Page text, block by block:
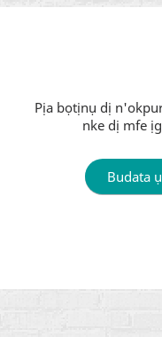
Pịa bọtịnụ dị
nke dị mfe
Budata